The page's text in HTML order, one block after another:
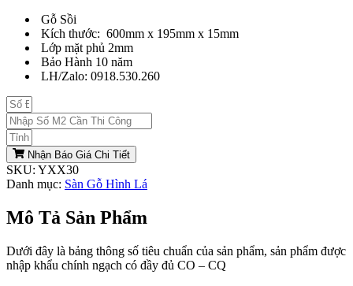
Gỗ Sồi
Kích thước: 600mm x 195mm x 15mm
Lớp mặt phủ 2mm
Bảo Hành 10 năm
LH/Zalo: 0918.530.260
Nhận Báo Giá Chi Tiết
SKU: YXX30
Danh mục: Sàn Gỗ Hình Lá
Mô Tả Sản Phẩm
Dưới đây là bảng thông số tiêu chuẩn của sản phẩm, sản phẩm được
nhập khẩu chính ngạch có đầy đủ CO – CQ